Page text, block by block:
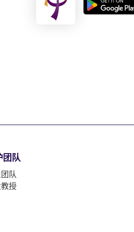
团队
队
授